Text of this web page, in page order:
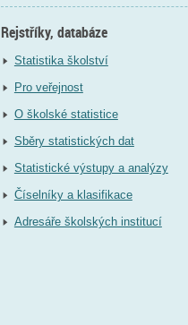
Rejstříky, databáze
Statistika školství
Pro veřejnost
O školské statistice
Sběry statistických dat
Statistické výstupy a analýzy
Číselníky a klasifikace
Adresáře školských institucí